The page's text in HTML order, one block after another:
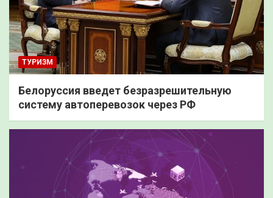
ТУРИЗМ
Белоруссия введет безразрешительную
систему автоперевозок через РФ